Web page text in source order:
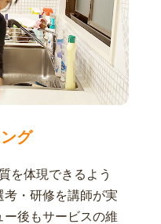
グ
を体現できるよう
・研修を講師が実
後もサービスの維